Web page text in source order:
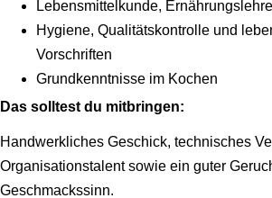
Lebensmittelkunde,
Hygiene, Qualitätskontrolle und
Vorschriften
Grundkenntnisse im Kochen
Das solltest du mitbringen:
Handwerkliches Geschick, technisches
Organisationstalent sowie ein guter
Geschmackssinn.